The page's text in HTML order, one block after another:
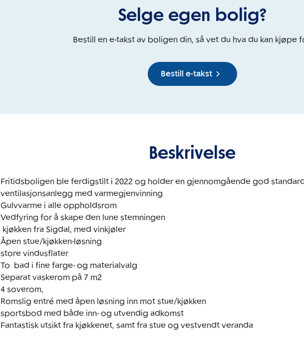
Selge egen bolig?
Bestill en e-takst av boligen din, så vet du hva du kan kjøpe
Bestill e-takst
Beskrivelse
Fritidsboligen ble ferdigstilt i 2022 og holder en gjennomgående god
ventilasjonsanlegg med varmegjenvinning
Gulvvarme i alle oppholdsrom
Vedfyring for å skape den lune stemningen
Åpen stue/kjøkken-løsning
store vindusflater
To  bad i fine farge- og materialvalg
Separat vaskerom på 7 m2
4 soverom,
Romslig entré med åpen løsning inn mot stue/kjøkken
sportsbod med både inn- og utvendig adkomst
Fantastisk utsikt fra kjøkkenet, samt fra stue og vestvendt veranda